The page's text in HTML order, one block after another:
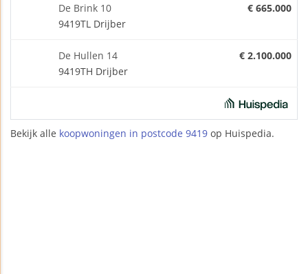
De Brink 10
9419TL Drijber
€ 665.000
De Hullen 14
9419TH Drijber
€ 2.100.000
Bekijk alle koopwoningen in postcode 9419 op Huispedia.